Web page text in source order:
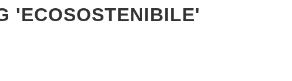
'ECOSOSTENIBILE'